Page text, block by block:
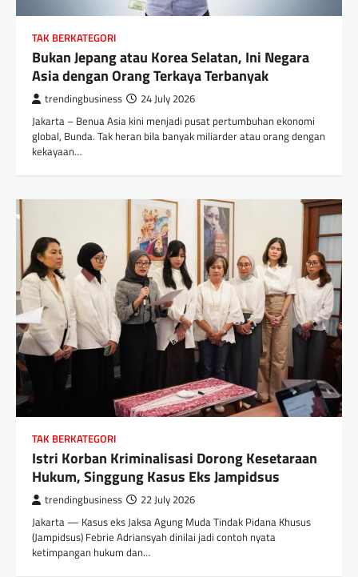
TAK BERKATEGORI
Bukan Jepang atau Korea Selatan, Ini Negara
Asia dengan Orang Terkaya Terbanyak
trendingbusiness 24 July 2026
Jakarta – Benua Asia kini menjadi pusat pertumbuhan ekonomi
global, Bunda. Tak heran bila banyak miliarder atau orang dengan
kekayaan…
TAK BERKATEGORI
Istri Korban Kriminalisasi Dorong Kesetaraan
Hukum, Singgung Kasus Eks Jampidsus
trendingbusiness 22 July 2026
Jakarta — Kasus eks Jaksa Agung Muda Tindak Pidana Khusus
(Jampidsus) Febrie Adriansyah dinilai jadi contoh nyata
ketimpangan hukum dan…